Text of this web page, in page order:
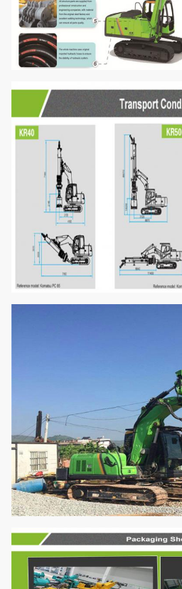
Transporthöhe
Transportbreite
Transportlänge
Gesamtgewicht